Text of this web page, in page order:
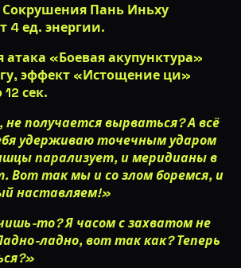
Сокрушения Пань Иньху
4 ед. энергии.
атака «Боевая акупунктура»
эффект «Истощение ци»
сек.
получается вырваться? А всё
удерживаю точечным ударом
парализует, и меридианы в
Вот так мы и со злом боремся, и
наставляем!»
то? Я часом с захватом не
ладно, вот так как? Теперь